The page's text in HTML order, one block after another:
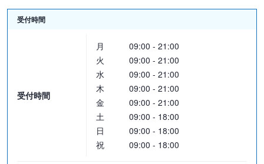
ことが可能です。
■遺言書作成（遺言書保管料を含む）
受付時間
受付時間
月
09:00 - 21:00
火
09:00 - 21:00
水
09:00 - 21:00
木
09:00 - 21:00
金
09:00 - 21:00
土
09:00 - 18:00
日
09:00 - 18:00
祝
09:00 - 18:00